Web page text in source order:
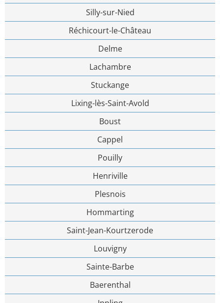
Silly-sur-Nied
Réchicourt-le-Château
Delme
Lachambre
Stuckange
Lixing-lès-Saint-Avold
Boust
Cappel
Pouilly
Henriville
Plesnois
Hommarting
Saint-Jean-Kourtzerode
Louvigny
Sainte-Barbe
Baerenthal